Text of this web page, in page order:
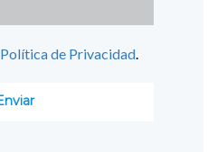
Política de Privacidad.